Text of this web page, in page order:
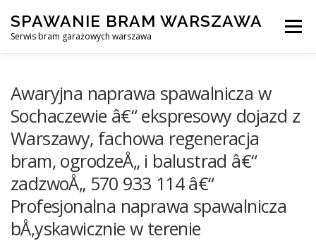
content
SPAWANIE BRAM WARSZAWA
Serwis bram garażowych warszawa
Menu
AWARYJNE OTWIERANIE BRAM
Awaryjna naprawa spawalnicza w
Sochaczewie â€“ ekspresowy dojazd z
Warszawy, fachowa regeneracja
bram, ogrodzeÅ„ i balustrad â€“
zadzwoÅ„ 570 933 114 â€“
Profesjonalna naprawa spawalnicza
bÅ‚yskawicznie w terenie